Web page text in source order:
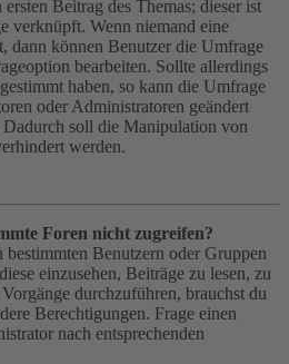
ersten Beitrag des Themas; dieser ist
verknüpft. Wenn niemand eine
dann können Benutzer die Umfrage
bearbeiten. Sollte allerdings
haben, so kann die Umfrage
oder Administratoren geändert
soll die Manipulation von
werden.
Foren nicht zugreifen?
bestimmten Benutzern oder Gruppen
einzusehen, Beiträge zu lesen, zu
durchzuführen, brauchst du
Berechtigungen. Frage einen
nach entsprechenden